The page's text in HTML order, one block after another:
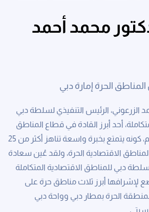
محمد أحمد
الحرة إمارة دبي
اﻟﺰرﻋﻮﻧﻲ، الرئيس التنفيذي ﻟﺴﻠﻄﺔ دﺑﻲ
أﺣﺪ أﺑﺮز اﻟﻘﺎدة ﻓﻲ ﻗﻄﺎع اﻟﻤﻨﺎﻃﻖ
اﻟﺤﺮة على ﻣﺴﺘﻮى اﻟﻌﺎﻟﻢ، ﻛﻮﻧﻪ ﻳﺘﻤﺘﻊ ﺑﺨﺒﺮة واﺳﻌﺔ ﺗﻨﺎﻫﺰ أﻛﺜﺮ ﻣﻦ 25
اﻻﻗﺘﺼﺎدﻳﺔ اﻟﺤرة، ولقد ﻋُﻴﻦ ﺳﻌﺎدة
ﻟﺴﻠﻄﺔ دﺑﻲ ﻟﻠﻤﻨﺎﻃﻖ اﻻﻗﺘﺼﺎدﻳﺔ اﻟﻤﺘﻜﺎﻣﻠﺔ
والتي تخضع لإشرافها أبرز ﺛﻼث ﻣﻨﺎﻃﻖ ﺣﺮة على
اﻟﺤﺮة ﺑﻤﻄﺎر دﺑﻲ وواﺣﺔ دﺑﻲ